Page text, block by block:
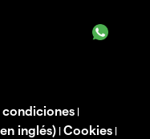
condiciones |
inglés) | Cookies |